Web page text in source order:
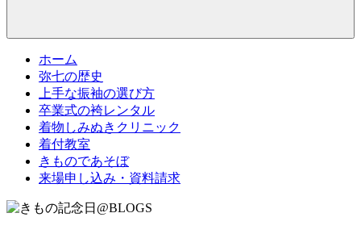
す。
ホーム
弥七の歴史
上手な振袖の選び方
卒業式の袴レンタル
着物しみぬきクリニック
着付教室
きものであそぼ
来場申し込み・資料請求